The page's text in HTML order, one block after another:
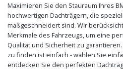
Maximieren Sie den Stauraum Ihres
hochwertigen Dachträgern, die
maßgeschneidert sind. Wir
Merkmale des Fahrzeugs, um eine
Qualität und Sicherheit zu
zu finden ist einfach - wählen Sie
entdecken Sie den perfekten